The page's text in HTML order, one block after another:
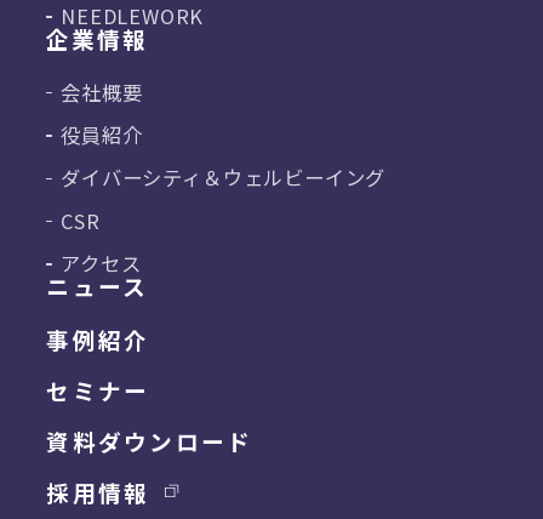
ニュース
事例紹介
セミナー
資料ダウンロード
採用情報
NEEDLEWORK
企業情報
会社概要
役員紹介
ダイバーシティ＆ ウェルビーイング
CSR
アクセス